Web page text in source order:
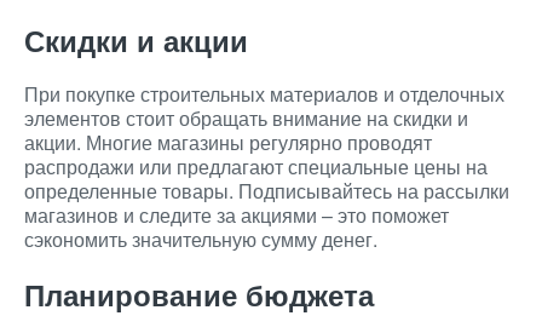
Скидки и акции
При покупке строительных материалов и отделочных
элементов стоит обращать внимание на скидки и
акции. Многие магазины регулярно проводят
распродажи или предлагают специальные цены на
определенные товары. Подписывайтесь на рассылки
магазинов и следите за акциями – это поможет
сэкономить значительную сумму денег.
Планирование бюджета